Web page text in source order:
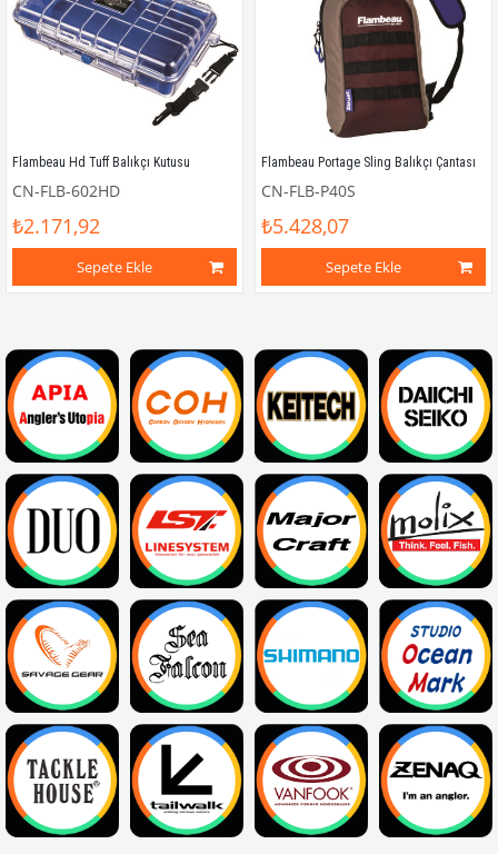
Flambeau Hd Tuff Balıkçı Kutusu
CN-FLB-602HD
₺2.171,92
Sepete Ekle
Flambeau Portage Sling Balıkçı Çantası
CN-FLB-P40S
₺5.428,07
Sepete Ekle